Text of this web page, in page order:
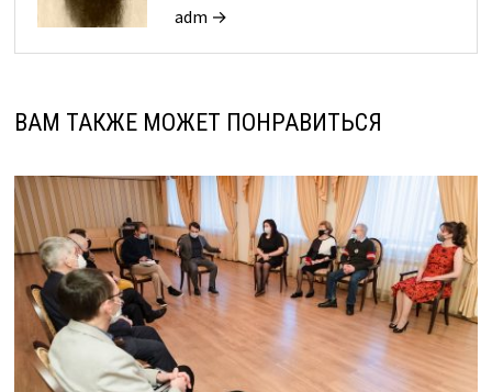
adm →
ВАМ ТАКЖЕ МОЖЕТ ПОНРАВИТЬСЯ